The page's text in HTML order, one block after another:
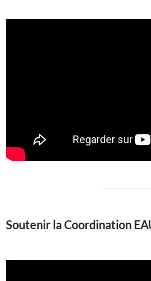
Soutenir la Coordination